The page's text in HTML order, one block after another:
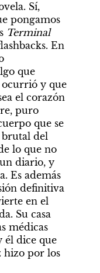
Sí,
pongamos
Terminal
En
que
ocurrió y que
el corazón
puro
que se
brutal del
lo que no
diario, y
Es además
definitiva
en el
Su casa
médicas
él dice que
hizo por los